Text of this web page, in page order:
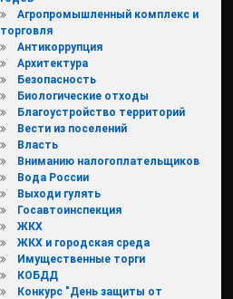
Агропромышленный комплекс и
торговля
Антикоррупция
Архитектура
Безопасность
Биологические отходы
Благоустройство территорий
Вести из поселений
Власть
Вниманию налогоплательщиков
Вода России
Выходи гулять
Госавтоинспекция
ЖКХ
ЖКХ и городская среда
Имущественные торги
КОБДД
Конкурс "День защиты от